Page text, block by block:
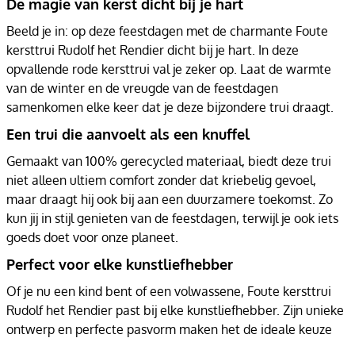
De magie van kerst dicht bij je hart
Beeld je in: op deze feestdagen met de charmante Foute
kersttrui Rudolf het Rendier dicht bij je hart. In deze
opvallende rode kersttrui val je zeker op. Laat de warmte
van de winter en de vreugde van de feestdagen
samenkomen elke keer dat je deze bijzondere trui draagt.
Een trui die aanvoelt als een knuffel
Gemaakt van 100% gerecycled materiaal, biedt deze trui
niet alleen ultiem comfort zonder dat kriebelig gevoel,
maar draagt hij ook bij aan een duurzamere toekomst. Zo
kun jij in stijl genieten van de feestdagen, terwijl je ook iets
goeds doet voor onze planeet.
Perfect voor elke kunstliefhebber
Of je nu een kind bent of een volwassene, Foute kersttrui
Rudolf het Rendier past bij elke kunstliefhebber. Zijn unieke
ontwerp en perfecte pasvorm maken het de ideale keuze